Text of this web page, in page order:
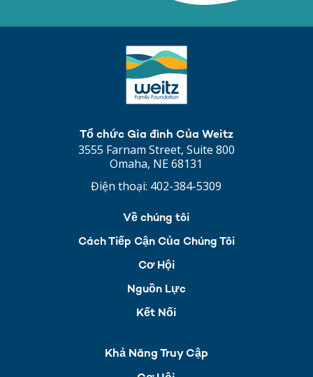
Tổ chức Gia đình Của Weitz
3555 Farnam Street, Suite 800
Omaha, NE 68131
Điện thoại: 402-384-5309
Về chúng tôi
Cách Tiếp Cận Của Chúng Tôi
Cơ Hội
Nguồn Lực
Kết Nối
Khả Năng Truy Cập